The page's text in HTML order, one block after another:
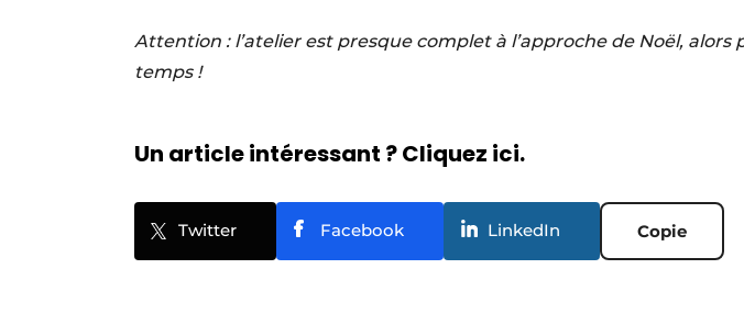
Attention : l’atelier est presque complet à l’approche de Noël, alors
temps !
Un article intéressant ? Cliquez ici.
Twitter Facebook LinkedIn Copie